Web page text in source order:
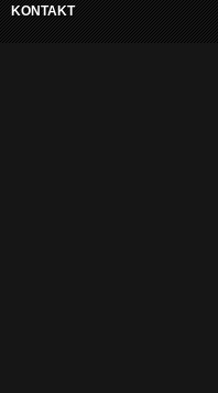
KONTAKT